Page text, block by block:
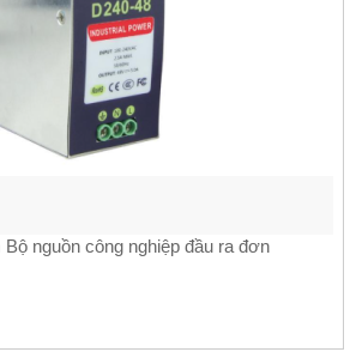
nguồn công nghiệp đầu ra đơn